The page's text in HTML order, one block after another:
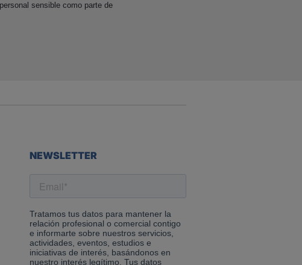
sensible como parte de
NEWSLETTER